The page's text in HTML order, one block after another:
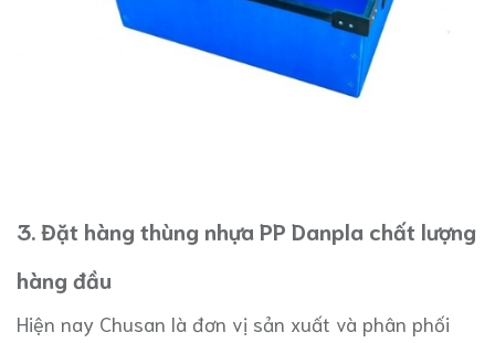
3. Đặt hàng thùng nhựa PP Danpla chất lượng
hàng đầu
Hiện nay Chusan là đơn vị sản xuất và phân phối